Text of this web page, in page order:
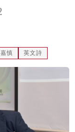
慎 英文詩